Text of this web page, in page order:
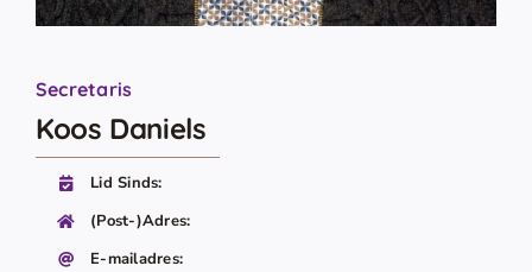
Secretaris
Koos Daniels
Lid Sinds:
(Post-)Adres:
E-mailadres: